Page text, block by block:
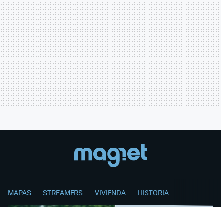
MAPAS STREAMERS VIVIENDA HISTORIA